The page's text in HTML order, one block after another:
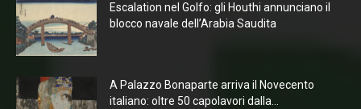
Escalation nel Golfo: gli Houthi annunciano il
blocco navale dell’Arabia Saudita
A Palazzo Bonaparte arriva il Novecento
italiano: oltre 50 capolavori dalla...